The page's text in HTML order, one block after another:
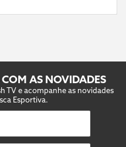
AS NOVIDADES
TV e acompanhe as novidades
Esportiva.